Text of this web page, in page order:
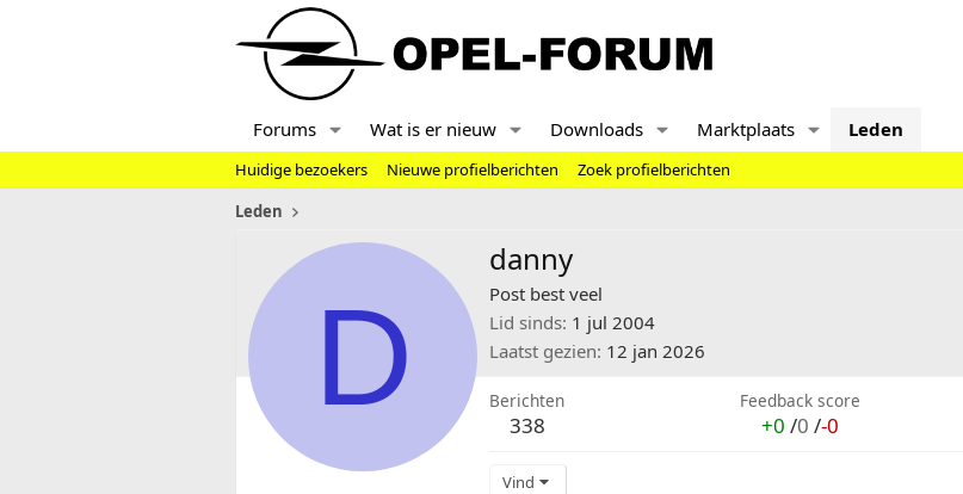
Forums Wat is er nieuw Downloads Marktplaats Leden
Huidige bezoekers Nieuwe profielberichten
Zoek profielberichten
Leden
D
danny
Post best veel
Lid sinds 1 jul 2004
Laatst gezien 12 jan 2026
Berichten
338
Feedback score
+0 /0 /-0
Vind